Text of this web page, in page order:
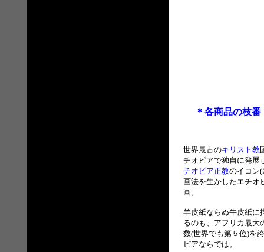
＊各商品の枝
世界最古のキリスト教
チオピアで独自に発展
チオピア正教のイコン(
画法を生かしたエチオ
画。
羊皮紙ならぬ牛皮紙に
るのも、アフリカ最大
数(世界でも第５位)を
ピアならでは。